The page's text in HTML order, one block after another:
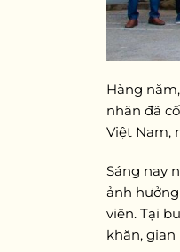
Hàng
nhân đã
Việt Nam,
Sáng nay
ảnh
viên. Tại
khăn,